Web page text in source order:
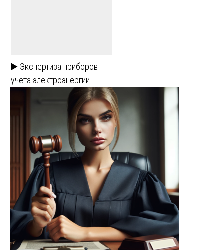
▶️ Экспертиза приборов
учета электроэнергии